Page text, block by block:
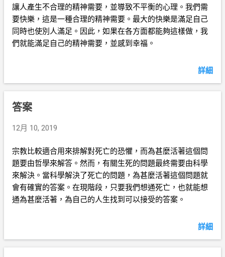
讓人產生不合理的精神需要，並導致不平衡的心理。我們需
要快樂，這是一種合理的精神需要。最大的快樂是滿足自己
同時也使別人滿足。因此，如果在各方面都能夠這樣做，我
們就能滿足自己的精神需要，並感到幸福。
詳細
答案
12月 10, 2019
宗教比較適合用來排解對死亡的恐懼，而為甚麼活著這個問
題要由哲學來解答。然而，有關生死的問題最終需要由科學
來解決。當科學解決了死亡的問題，為甚麼活著這個問題就
會有確實的答案。在現階段，只要我們想通死亡，也就能想
通為甚麼活著，為自己的人生找到可以接受的答案。
詳細